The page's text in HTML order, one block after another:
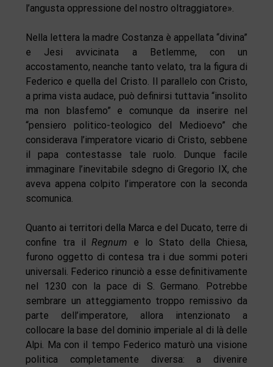
l’angusta oppressione del nostro oltraggiatore».
Nella lettera la madre Costanza è appellata “divina”
e Jesi avvicinata a Betlemme, con un
accostamento, neanche tanto velato, tra la figura di
Federico e quella del Cristo. Il parallelo con Cristo,
a prima vista audace, può definirsi tuttavia “insolito
ma non blasfemo” e comunque da inserire nel
“pensiero politico-teologico del Medioevo” che
considerava l’imperatore vicario di Cristo, sebbene
il papa contestasse tale ruolo. Dunque facile
immaginare l’inevitabile sdegno di Gregorio IX, che
aveva appena colpito l’imperatore con la seconda
scomunica.
Quanto ai territori della Marca e del Ducato, terre di
confine tra ilRegnum e lo Stato della Chiesa,
furono oggetto di contesa tra i due sommi poteri
universali. Federico rinunciò a esse definitivamente
nel 1230 con la pace di S. Germano. Potrebbe
sembrare un atteggiamento troppo remissivo da
parte dell’imperatore, allora intenzionato a
collocare la base del dominio imperiale al di là delle
Alpi. Ma con il tempo Federico maturò una visione
politica completamente diversa: a divenire